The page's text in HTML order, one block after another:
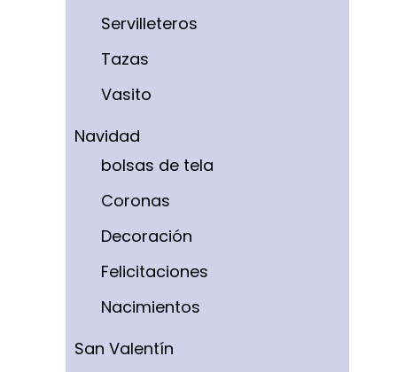
Servilleteros
Tazas
Vasito
Navidad
bolsas de tela
Coronas
Decoración
Felicitaciones
Nacimientos
San Valentín